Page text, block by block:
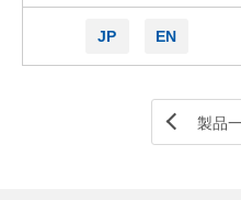
JP EN
製品